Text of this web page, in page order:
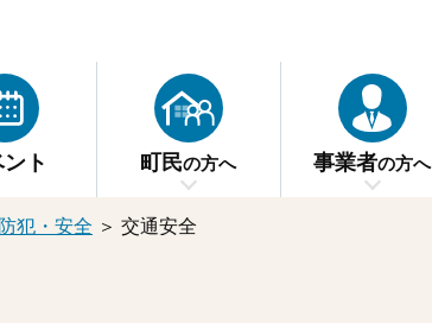
ト 町民の方へ 事業者の方へ
犯・安全 ＞ 交通安全